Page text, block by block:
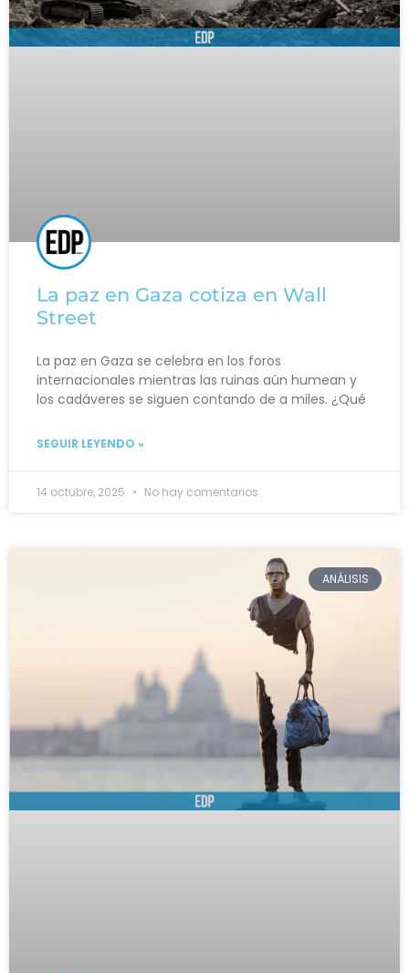
La paz en Gaza cotiza en Wall
Street
La paz en Gaza se celebra en los foros
internacionales mientras las ruinas aún humean y
los cadáveres se siguen contando de a miles. ¿Qué
SEGUIR LEYENDO »
14 octubre, 2025 No hay comentarios
ANÁLISIS